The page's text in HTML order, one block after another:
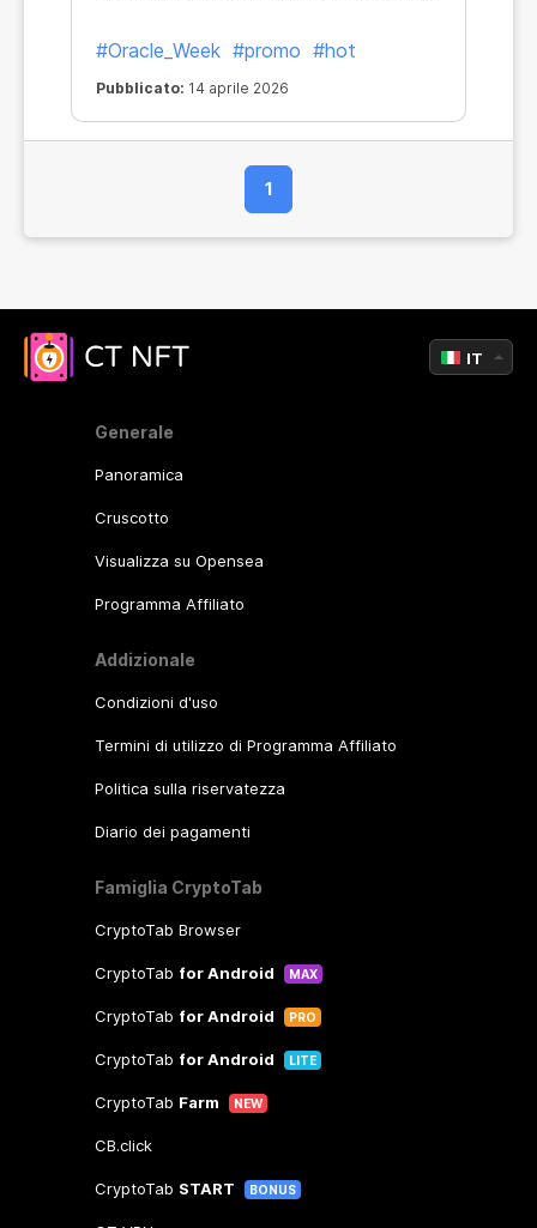
#Oracle_Week #promo #hot
Pubblicato: 14 aprile 2026
1
Generale
Panoramica
Cruscotto
Visualizza su Opensea
Programma Affiliato
Addizionale
Condizioni d'uso
Termini di utilizzo di Programma Affiliato
Politica sulla riservatezza
Diario dei pagamenti
Famiglia CryptoTab
CryptoTab Browser
CryptoTab for Android MAX
CryptoTab for Android PRO
CryptoTab for Android LITE
CryptoTab Farm NEW
CB.click
CryptoTab START BONUS
IT